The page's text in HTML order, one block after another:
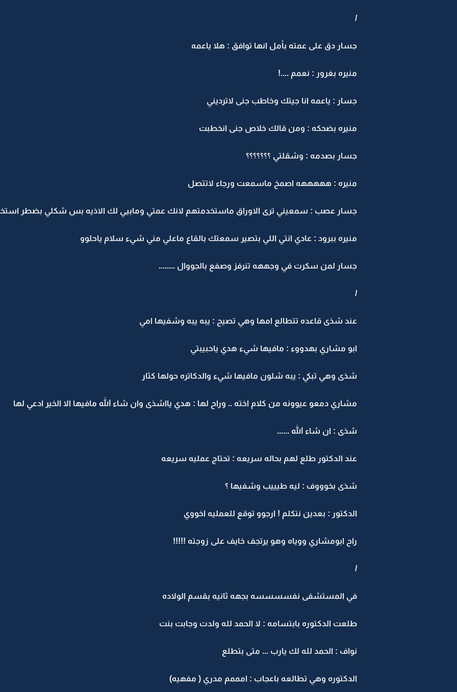
/
جسار دق على عمته بأمل انها توافق : هلا ياعمه
منيره بغرور : نعمم ....!
جسار : ياعمه انا جيتك وخاطب جنى لاترديني
منيره بضحكه : ومن قالك خلاص جنى انخطبت
جسار بصدمه : وشقلتي ؟؟؟؟؟؟؟
منيره : هههههه اصمخ ماسمعت ورجاء لاتتصل
جسار عصب : سمعيني ترى الاوراق ماستخدمتهم لانك عمتي ومابيي لك الاذيه بس شكلي بضطر
منيره ببرود : عادي انتي اللي بتصير سمعتك بالقاع ماعلي مني شيء سلام ياحلوو
جسار لمن سكرت في وجههه تنرفز وصفع بالجووال ........
/
عند شذى قاعده تتطالع امها وهي تصيح : يبه يبه وشفيها امي
ابو مشاري بهدووء : مافيها شيء هدي ياحبيبتي
شذى وهي تبكي : يبه شلون مافيها شيء والدكاتره حولها كثار
مشاري دمعو عيوونه من كلام اخته .. وراح لها : هدي يااشذى وان شاء الله مافيها الا الخير ادعي لها
شذى : ان شاء الله ......
عند الدكتور طلع لهم بحاله سريعه : تحتاج عمليه سريعه
شذى بخوووف : ليه طيييب وشفيها ؟
الدكتور : بعدين نتكلم ! ارجوو توقع للعمليه اخووي
راح ابومشاري ووياه وهو يرتجف خايف على زوجته !!!!!
/
في المستشفى نفسسسسه بجهه ثانيه بقسم الولاده
طلعت الدكتوره بابتسامه : لا الحمد لله ولدت وجابت بنت
نواف : الحمد لله لك يارب ... متى بتطلع
الدكتوره وهي تطالعه باعجاب : امممم مدري ( مفهيه)